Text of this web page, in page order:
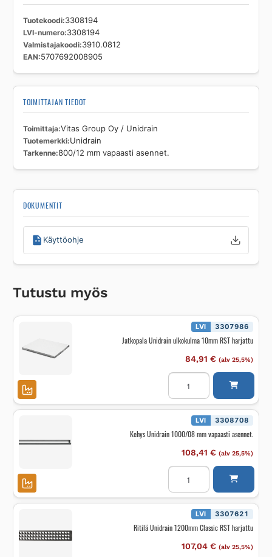
Tuotekoodi 3308194
LVI-numero 3308194
Valmistajakoodi 3910.0812
EAN 5707692008905
TOIMITTAJAN TIEDOT
Toimittaja Vitas Group Oy / Unidrain
Tuotemerkki Unidrain
Tarkenne 800/12 mm vapaasti asennet.
DOKUMENTIT
Käyttöohje
Tutustu myös
LVI 3307986
Jatkopala Unidrain ulkokulma 10mm RST harjattu
84,91 € (alv 25,5%)
Jatkopala
Unidrain
ulkokulma
10mm
RST
harjattu
määrä
LVI 3308708
Kehys Unidrain 1000/08 mm vapaasti asennet.
108,41 € (alv 25,5%)
Kehys
Unidrain
1000/08
mm
vapaasti
asennet.
määrä
LVI 3307621
Ritilä Unidrain 1200mm Classic RST harjattu
107,04 € (alv 25,5%)